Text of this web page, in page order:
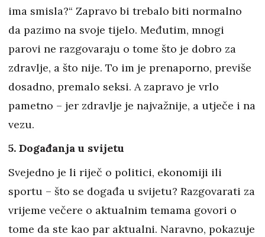
ima smisla?“ Zapravo bi trebalo biti normalno
da pazimo na svoje tijelo. Međutim, mnogi
parovi ne razgovaraju o tome što je dobro za
zdravlje, a što nije. To im je prenaporno, previše
dosadno, premalo seksi. A zapravo je vrlo
pametno – jer zdravlje je najvažnije, a utječe i na
vezu.
5. Događanja u svijetu
Svejedno je li riječ o politici, ekonomiji ili
sportu – što se događa u svijetu? Razgovarati za
vrijeme večere o aktualnim temama govori o
tome da ste kao par aktualni. Naravno, pokazuje